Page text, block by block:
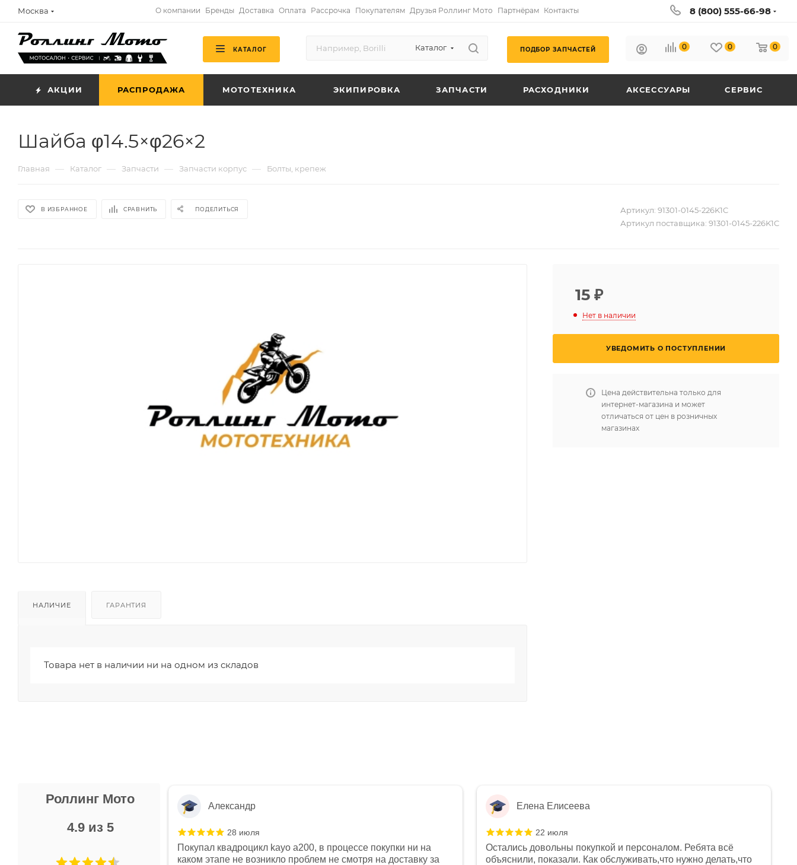
Москва О компании Бренды Доставка Оплата Рассрочка Покупателям Друзья Роллинг Мото Партнёрам Контакты 8 (800) 555-66-98
КАТАЛОГ Каталог ПОДБОР ЗАПЧАСТЕЙ 0 0 0
АКЦИИ РАСПРОДАЖА МОТОТЕХНИКА ЭКИПИРОВКА ЗАПЧАСТИ РАСХОДНИКИ АКСЕССУАРЫ СЕРВИС
Шайба φ14.5×φ26×2
Главная — Каталог — Запчасти — Запчасти корпус — Болты, крепеж
В ИЗБРАННОЕ СРАВНИТЬ ПОДЕЛИТЬСЯ Артикул: 91301-0145-226K1C
Артикул поставщика: 91301-0145-226K1C
НАЛИЧИЕ ГАРАНТИЯ
Товара нет в наличии ни на одном из складов
15 ₽
Нет в наличии
УВЕДОМИТЬ О ПОСТУПЛЕНИИ
Цена действительна только для
интернет-магазина и может
отличаться от цен в розничных
магазинах
Роллинг Мото
4.9 из 5
Не понравились условия
Александр
28 июля
Покупал квадроцикл kayo a200, в процессе покупки ни на
каком этапе не возникло проблем не смотря на доставку за
Елена Елисеева
22 июля
Остались довольны покупкой и персоналом. Ребята всё
объяснили, показали. Как обслуживать,что нужно делать,что